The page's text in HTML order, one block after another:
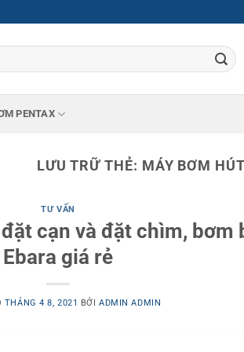
PENTAX
LƯU TRỮ THẺ: MÁY BƠM
TƯ VẤN
cạn và đặt chìm, bơm
Ebara giá rẻ
THÁNG 4 8, 2021 BỞIADMIN ADMIN